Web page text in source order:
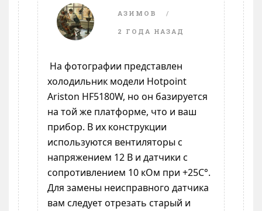
АЗИМОВ
2 ГОДА НАЗАД
На фотографии представлен
холодильник модели Hotpoint
Ariston HF5180W, но он базируется
на той же платформе, что и ваш
прибор. В их конструкции
используются вентиляторы с
напряжением 12 В и датчики с
сопротивлением 10 кОм при +25C°.
Для замены неисправного датчика
вам следует отрезать старый и